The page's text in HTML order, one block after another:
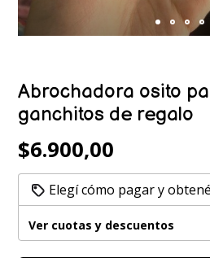
Abrochadora osito
ganchitos de regalo
$6.900,00
Elegí cómo pagar y
Ver cuotas y descuentos